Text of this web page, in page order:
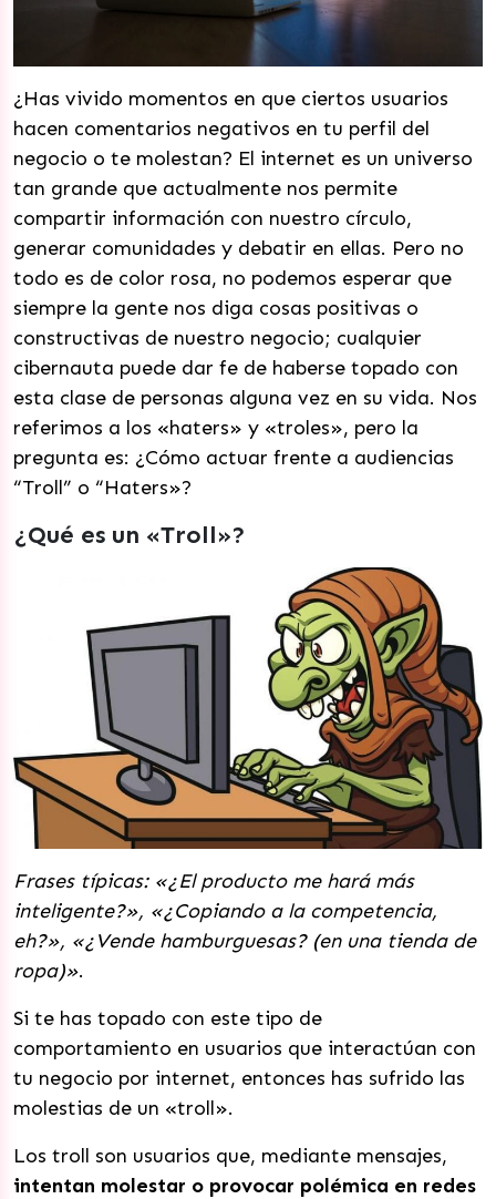
¿Has vivido momentos en que ciertos usuarios
hacen comentarios negativos en tu perfil del
negocio o te molestan? El internet es un universo
tan grande que actualmente nos permite
compartir información con nuestro círculo,
generar comunidades y debatir en ellas. Pero no
todo es de color rosa, no podemos esperar que
siempre la gente nos diga cosas positivas o
constructivas de nuestro negocio; cualquier
cibernauta puede dar fe de haberse topado con
esta clase de personas alguna vez en su vida. Nos
referimos a los «haters» y «troles», pero la
pregunta es: ¿Cómo actuar frente a audiencias
“Troll” o “Haters»?
¿Qué es un «Troll»?
Frases típicas: «¿El producto me hará más
inteligente?», «¿Copiando a la competencia,
eh?», «¿Vende hamburguesas? (en una tienda de
ropa)».
Si te has topado con este tipo de
comportamiento en usuarios que interactúan con
tu negocio por internet, entonces has sufrido las
molestias de un «troll».
Los troll son usuarios que, mediante mensajes,
intentan molestar o provocar polémica en redes